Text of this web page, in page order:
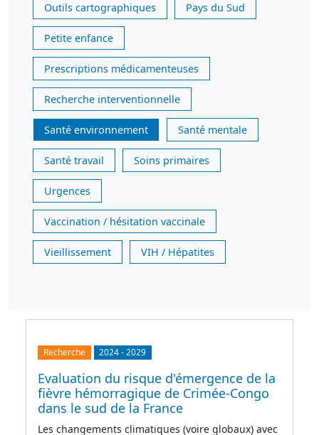
Outils cartographiques Pays du Sud
Petite enfance
Prescriptions médicamenteuses
Recherche interventionnelle
Santé environnement Santé mentale
Santé travail Soins primaires
Urgences
Vaccination / hésitation vaccinale
Vieillissement VIH / Hépatites
Recherche 2024-2029
Evaluation du risque d'émergence de la
fièvre hémorragique de Crimée-Congo
dans le sud de la France
Les changements climatiques (voire globaux) avec